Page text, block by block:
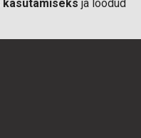
kasutamiseks ja loodud